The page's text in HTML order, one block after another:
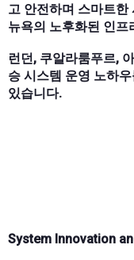
고 안전하며 스마트
뉴욕의 노후화된 인프
런던, 쿠알라룸푸르,
승 시스템 운영 노하
있습니다.
System Innovation